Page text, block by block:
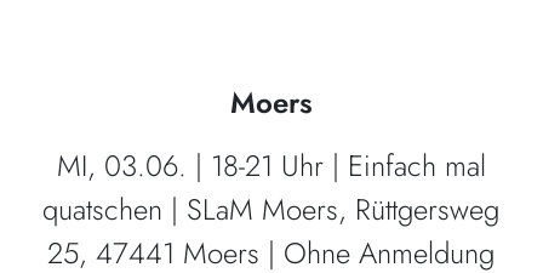
Moers
MI, 03.06. | 18-21 Uhr | Einfach mal
quatschen | SLaM Moers, Rüttgersweg
25, 47441 Moers | Ohne Anmeldung